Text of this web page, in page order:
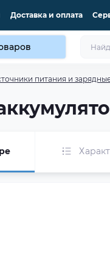
Доставка и оплата
питания и